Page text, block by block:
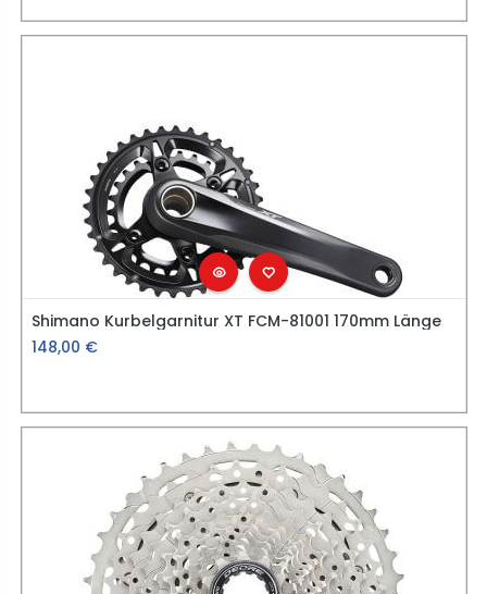
Shimano Kurbelgarnitur XT FCM-81001 170mm Länge
148,00 €